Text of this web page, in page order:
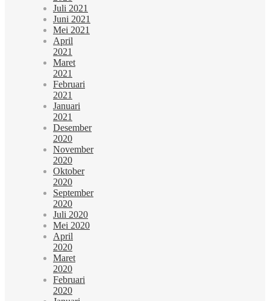
Juli 2021
Juni 2021
Mei 2021
April
2021
Maret
2021
Februari
2021
Januari
2021
Desember
2020
November
2020
Oktober
2020
September
2020
Juli 2020
Mei 2020
April
2020
Maret
2020
Februari
2020